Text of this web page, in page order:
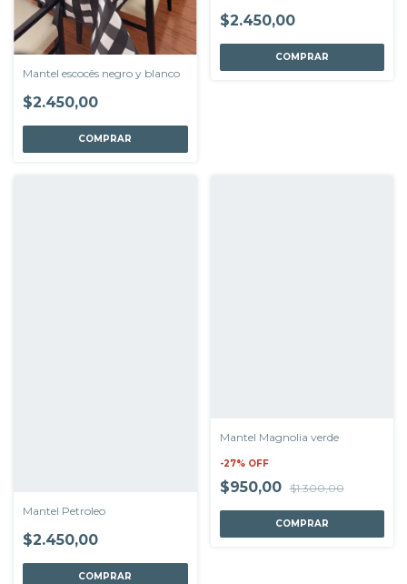
Mantel escocês negro y blanco
$2.450,00
COMPRAR
$2.450,00
COMPRAR
Mantel Petroleo
$2.450,00
COMPRAR
Mantel Magnolia verde
-27% OFF
$950,00 $1.300,00
COMPRAR